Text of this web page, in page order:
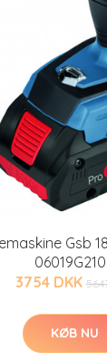
Gsb
3754 DKK
KØB NU